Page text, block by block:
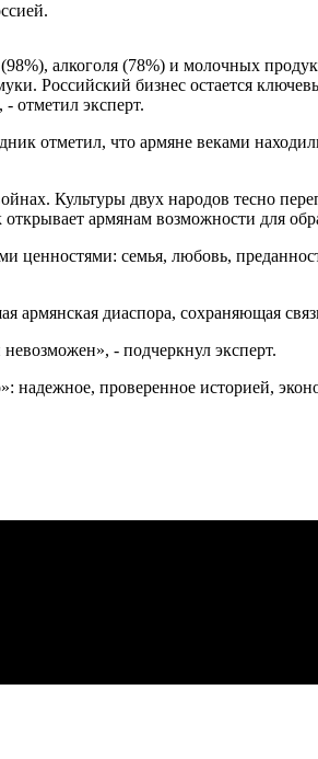
алкоголя (78%) и молочных
Российский бизнес остается
отметил эксперт.
отметил, что армяне веками
Культуры двух народов тесно
армянам возможности для
семья, любовь,
армянская диаспора, сохраняющая
- подчеркнул эксперт.
проверенное историей,